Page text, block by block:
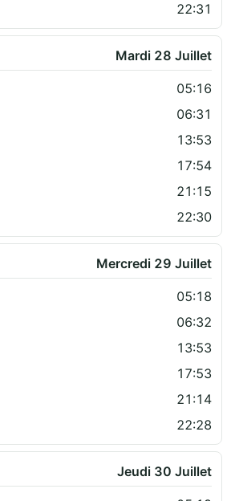
22:31
Mardi 28 Juillet
05:16
06:31
13:53
17:54
21:15
22:30
Mercredi 29 Juillet
05:18
06:32
13:53
17:53
21:14
22:28
Jeudi 30 Juillet